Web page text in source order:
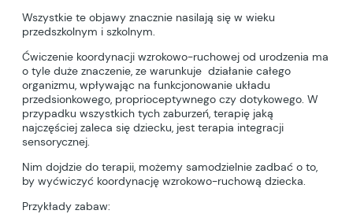
Wszystkie te objawy znacznie nasilają się w wieku
przedszkolnym i szkolnym.
Ćwiczenie koordynacji wzrokowo-ruchowej od urodzenia ma
o tyle duże znaczenie, ze warunkuje działanie całego
organizmu, wpływając na funkcjonowanie układu
przedsionkowego, proprioceptywnego czy dotykowego. W
przypadku wszystkich tych zaburzeń, terapię jaką
najczęściej zaleca się dziecku, jest terapia integracji
sensorycznej.
Nim dojdzie do terapii, możemy samodzielnie zadbać o to,
by wyćwiczyć koordynację wzrokowo-ruchową dziecka.
Przykłady zabaw: